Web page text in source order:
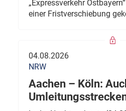
„Expressverkehr
einer Fristverschiebung
04.08.2026
NRW
Aachen – Köln: